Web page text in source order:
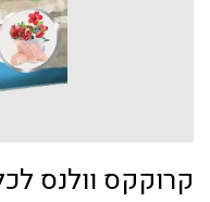
קרוקקס וולנס